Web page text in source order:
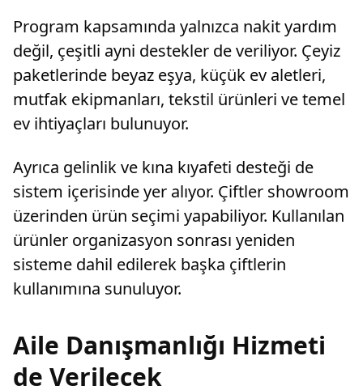
Program kapsamında yalnızca nakit yardım
değil, çeşitli ayni destekler de veriliyor. Çeyiz
paketlerinde beyaz eşya, küçük ev aletleri,
mutfak ekipmanları, tekstil ürünleri ve temel
ev ihtiyaçları bulunuyor.
Ayrıca gelinlik ve kına kıyafeti desteği de
sistem içerisinde yer alıyor. Çiftler showroom
üzerinden ürün seçimi yapabiliyor. Kullanılan
ürünler organizasyon sonrası yeniden
sisteme dahil edilerek başka çiftlerin
kullanımına sunuluyor.
Aile Danışmanlığı Hizmeti
de Verilecek